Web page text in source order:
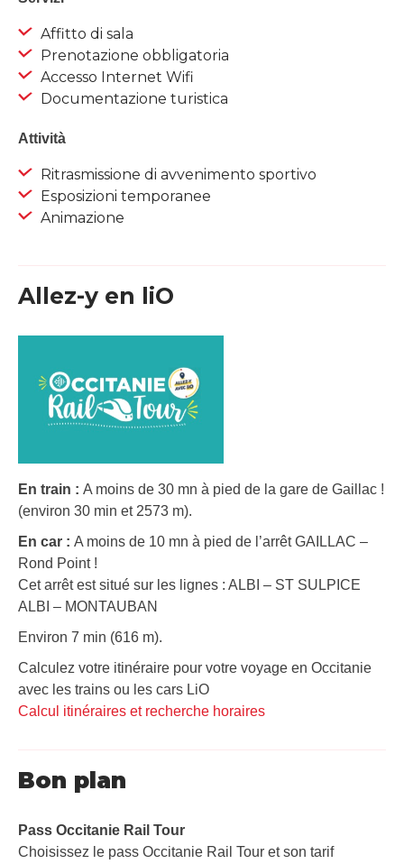
Affitto di sala
Prenotazione obbligatoria
Accesso Internet Wifi
Documentazione turistica
Attività
Ritrasmissione di avvenimento sportivo
Esposizioni temporanee
Animazione
Allez-y en liO
En train : A moins de 30 mn à pied de la gare de Gaillac !
(environ 30 min et 2573 m).
En car : A moins de 10 mn à pied de l’arrêt GAILLAC –
Rond Point !
Cet arrêt est situé sur les lignes : ALBI – ST SULPICE
ALBI – MONTAUBAN
Environ 7 min (616 m).
Calculez votre itinéraire pour votre voyage en Occitanie
avec les trains ou les cars LiO
Calcul itinéraires et recherche horaires
Bon plan
Pass Occitanie Rail Tour​
Choisissez le pass Occitanie Rail Tour et son tarif